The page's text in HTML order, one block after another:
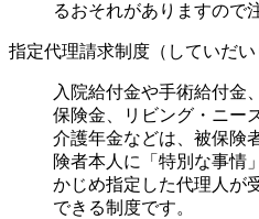
るおそれがありますので
指定代理請求制度（していだい
入院給付金や手術給付金
保険金、リビング・ニー
介護年金などは、被保険
険者本人に「特別な事情
かじめ指定した代理人が
できる制度です。